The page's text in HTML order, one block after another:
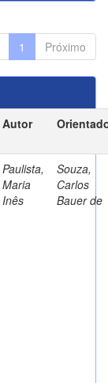
1 Próximo
Autor
Paulista,
Maria
Inês
Souza,
Carlos
Bauer de